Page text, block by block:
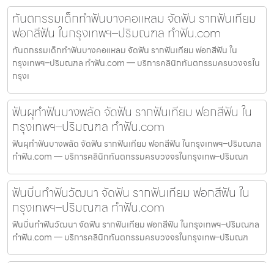
ทันตกรรมเด็กทำฟันบางคอแหลม จัดฟัน รากฟันเทียม
ฟอกสีฟัน ในกรุงเทพฯ–ปริมณฑล ทำฟัน.com
ทันตกรรมเด็กทำฟันบางคอแหลม จัดฟัน รากฟันเทียม ฟอกสีฟัน ใน
กรุงเทพฯ–ปริมณฑล ทำฟัน.com — บริการคลินิกทันตกรรมครบวงจรใน
กรุงเ
ฟันผุทำฟันบางพลัด จัดฟัน รากฟันเทียม ฟอกสีฟัน ใน
กรุงเทพฯ–ปริมณฑล ทำฟัน.com
ฟันผุทำฟันบางพลัด จัดฟัน รากฟันเทียม ฟอกสีฟัน ในกรุงเทพฯ–ปริมณฑล
ทำฟัน.com — บริการคลินิกทันตกรรมครบวงจรในกรุงเทพ–ปริมณฑ
ฟันบิ่นทำฟันวัฒนา จัดฟัน รากฟันเทียม ฟอกสีฟัน ใน
กรุงเทพฯ–ปริมณฑล ทำฟัน.com
ฟันบิ่นทำฟันวัฒนา จัดฟัน รากฟันเทียม ฟอกสีฟัน ในกรุงเทพฯ–ปริมณฑล
ทำฟัน.com — บริการคลินิกทันตกรรมครบวงจรในกรุงเทพ–ปริมณฑ